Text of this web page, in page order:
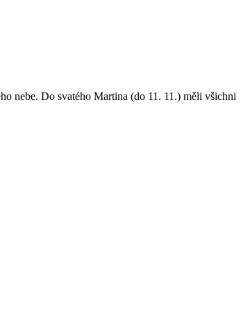
nebe. Do svatého Martina (do 11. 11.) měli všichni